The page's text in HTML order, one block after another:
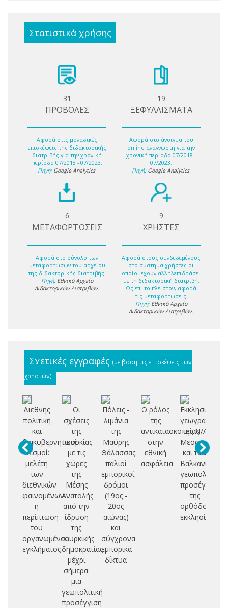
Στατιστικά χρήσης
31
ΠΡΟΒΟΛΕΣ
Αφορά στις μοναδικές
επισκέψεις της διδακτορικής
διατριβής για την χρονική
περίοδο 07/2018 - 07/2023.
Πηγή: Google Analytics.
19
ΞΕΦΥΛΛΙΣΜΑΤΑ
Αφορά στο άνοιγμα του
online αναγνώστη για την
χρονική περίοδο 07/2018 -
07/2023.
Πηγή: Google Analytics.
6
ΜΕΤΑΦΟΡΤΩΣΕΙΣ
Αφορά στο σύνολο των
μεταφορτώσων του αρχείου
της διδακτορικής διατριβής.
Πηγή: Εθνικό Αρχείο
Διδακτορικών Διατριβών.
9
ΧΡΗΣΤΕΣ
Αφορά στους συνδεδεμένους
στο σύστημα χρήστες οι
οποίοι έχουν αλληλεπιδράσει
με τη διδακτορική διατριβή.
Ως επί το πλείστον, αφορά
τις μεταφορτώσεις.
Πηγή: Εθνικό Αρχείο
Διδακτορικών Διατριβών.
Σχετικές εγγραφές (με βάση τις επισκέψεις των
χρηστών)
Διεθνής
πολιτική
και
διακυβερνητικοί
θεσμοί:
μελέτη
των
διεθνικών
φαινομένων:
η
περίπτωση
του
οργανωμένου
εγκλήματος
Οι
σχέσεις
της
Τουρκίας
με τις
χώρες
της
Μέσης
Ανατολής
από την
ίδρυση
της
τουρκικής
δημοκρατίας
μέχρι
σήμερα:
μια
γεωπολιτική
προσέγγιση
Πόλεις -
λιμάνια
της
Μαύρης
Θάλασσας:
παλιοί
εμπορικοί
δρόμοι
(19ος -
20ος
αιώνας)
και
σύγχρονα
εμπορικά
δίκτυα
Ο ρόλος
της
αντικατασκοπείας
στην
εθνική
ασφάλεια
Εκκλησιαστική
γεωγραφία
της Ν/Α
Μεσογείου
και των
Βαλκανίων:
γεωπολιτική
προσέγγιση
της
ορθόδοξης
εκκλησίας